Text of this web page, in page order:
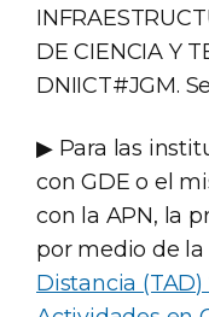
DE CIENCIA Y
DNIICT#JGM.
▶ Para las
con GDE o el
con la APN, la
por medio de
Distancia